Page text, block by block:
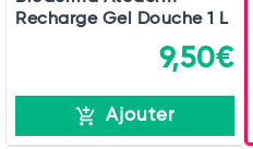
Recharge Gel Douche 1 L
9,50€
Ajouter